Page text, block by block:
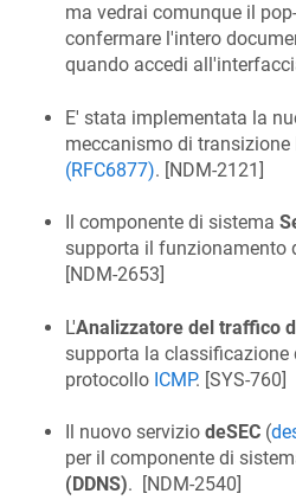
ma vedrai comunque il
confermare l'intero
quando accedi
E' stata implementata la
meccanismo di transizione
(RFC6877). [NDM-2121]
Il componente di sistema
supporta il funzionamento
[NDM-2653]
L'Analizzatore del traffico
supporta la classificazione
protocollo ICMP. [SYS-760]
Il nuovo servizio deSEC (
per il componente di
(DDNS). [NDM-2540]